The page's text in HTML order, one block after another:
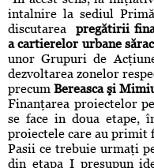
intalnire la sediul
discutarea pregătirii
a cartierelor urbane
unor Grupuri de
dezvoltarea zonelor
precum Bereasca şi
Finanţarea proiectelor
se face in doua etape,
proiectele care au primit
Pasii ce trebuie urmaţi
din etapa I presupun